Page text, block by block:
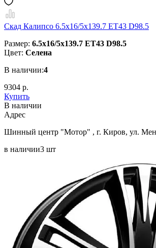
Скад Калипсо 6.5x16/5x139.7 ET43 D98.5
Размер: 6.5x16/5x139.7 ET43 D98.5
Цвет: Селена
В наличии:4
9304 р.
Купить
В наличии
Aдрес
Шинный центр "Мотор" , г. Киров, ул.
в наличии3 шт